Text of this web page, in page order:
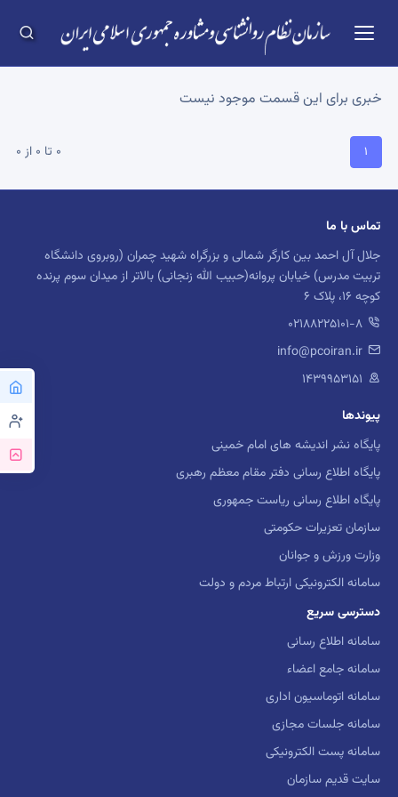
خبری برای این قسمت موجود نیست
1(current) 0 تا 0 از 0
تماس با ما
جلال آل احمد بین کارگر شمالی و بزرگراه شهید چمران (روبروی دانشگاه
تربیت مدرس) خیابان پروانه(حبیب الله زنجانی) بالاتر از میدان سوم پرنده
کوچه 16، پلاک 6
02188225101-8
info@pcoiran.ir
۱۴۳۹۹۵۳۱۵۱
پیوندها
پایگاه نشر اندیشه های امام خمینی
پایگاه اطلاع رسانی دفتر مقام معظم رهبری
پایگاه اطلاع رسانی ریاست جمهوری
سازمان تعزیرات حکومتی
وزارت ورزش و جوانان
سامانه الکترونیکی ارتباط مردم و دولت
دسترسی سریع
سامانه اطلاع رسانی
سامانه جامع اعضاء
سامانه اتوماسیون اداری
سامانه جلسات مجازی
سامانه پست الکترونیکی
سایت قدیم سازمان